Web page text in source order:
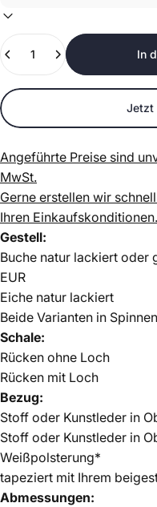
Anzahl
In
Jetzt
Angeführte Preise sind
MwSt.
Gerne erstellen wir
Ihren Einkaufskonditionen.
Gestell:
Buche natur lackiert oder
EUR
Eiche natur lackiert
Beide Varianten in
Schale:
Rücken ohne Loch
Rücken mit Loch
Bezug:
Stoff oder Kunstleder in
Stoff oder Kunstleder in
Weißpolsterung*
tapeziert mit Ihrem
Abmessungen: